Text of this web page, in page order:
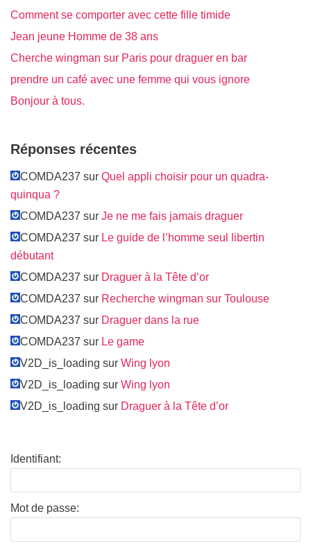
Comment se comporter avec cette fille timide
Jean jeune Homme de 38 ans
Cherche wingman sur Paris pour draguer en bar
prendre un café avec une femme qui vous ignore
Bonjour à tous.
Réponses récentes
COMDA237 sur Quel appli choisir pour un quadra-
quinqua ?
COMDA237 sur Je ne me fais jamais draguer
COMDA237 sur Le guide de l’homme seul libertin
débutant
COMDA237 sur Draguer à la Tête d’or
COMDA237 sur Recherche wingman sur Toulouse
COMDA237 sur Draguer dans la rue
COMDA237 sur Le game
V2D_is_loading sur Wing lyon
V2D_is_loading sur Wing lyon
V2D_is_loading sur Draguer à la Tête d’or
Identifiant:
Mot de passe: